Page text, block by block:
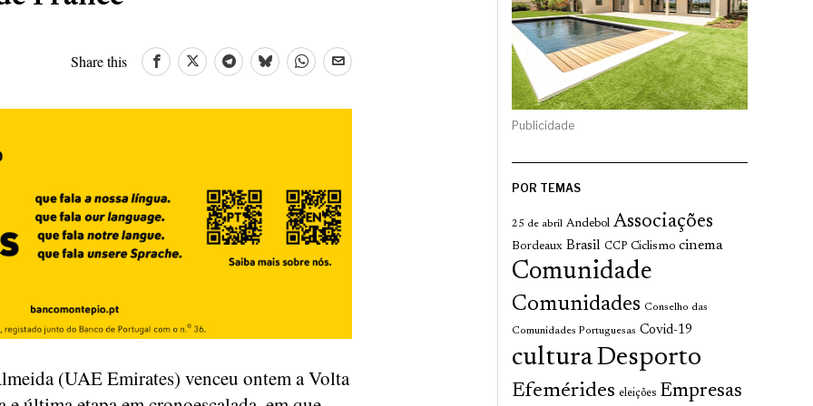
Share this
(UAE Emirates) venceu ontem a Volta
Publicidade
POR TEMAS
25 de abril Andebol Associações
Bordeaux Brasil CCP Ciclismo cinema
Comunidade
Comunidades Conselho das
Comunidades Portuguesas Covid-19
culturaDesporto
Efemérides eleições Empresas